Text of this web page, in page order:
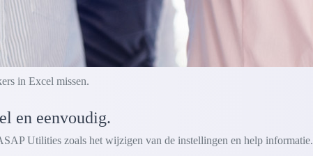
in Excel missen.
en eenvoudig.
Utilities zoals het wijzigen van de instellingen en help informatie.